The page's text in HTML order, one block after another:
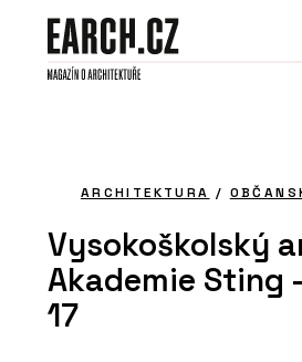
ARCHITEKTURA /
Vysokoškolský
Akademie Sting
17